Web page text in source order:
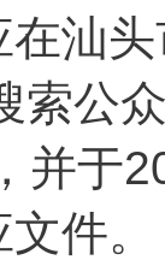
汕
索公
并于
件。